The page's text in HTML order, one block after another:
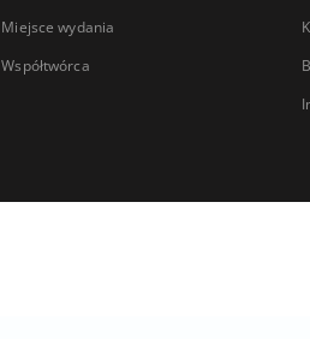
Miejsce wydania
Współtwórca